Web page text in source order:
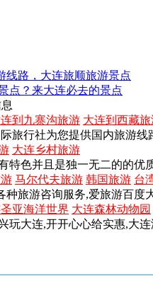
线路，大连旅顺旅游景点
点？来大连必去的景点
到九寨沟旅游 大连到西藏旅
旅行社为您提供国内旅游线
大连乡村旅游
特色并且是独一无二的的优
马尔代夫旅游 韩国旅游 台
旅游咨询服务,爱旅游百度
亚海洋世界 大连森林动物园
玩大连,开开心心给实惠,大